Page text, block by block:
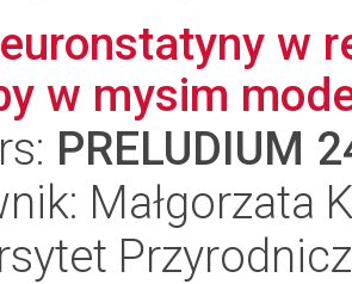
w
w mysim
PRELUDIUM
Małgorzata